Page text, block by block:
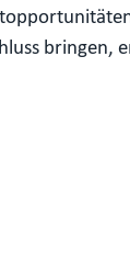
bringen,